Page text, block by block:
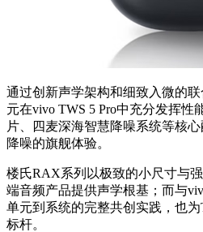
通过创新声学架构和细致入微的
元在vivo TWS 5 Pro中充分发挥
片、四麦深海智慧降噪系统等核
降噪的旗舰体验。
楼氏RAX系列以极致的小尺寸与
端音频产品提供声学根基；而与
单元到系统的完整共创实践，也
标杆。